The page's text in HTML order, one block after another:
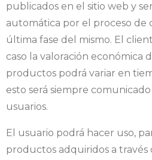
publicados en el sitio web y
automática por el proceso de
última fase del mismo. El
caso la valoración económica
productos podrá variar en
esto será siempre
usuarios.
El usuario podrá hacer uso,
productos adquiridos a través